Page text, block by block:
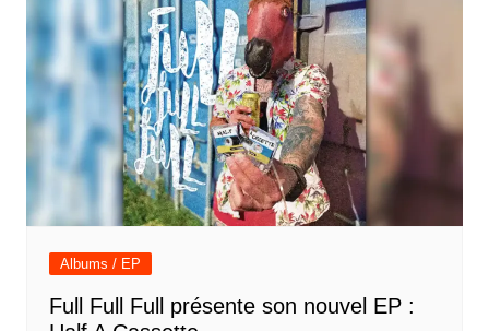
Albums / EP
Full Full Full présente son nouvel EP :